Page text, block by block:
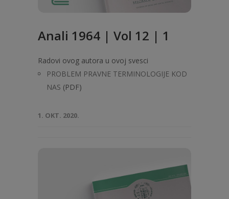
Anali 1964 | Vol 12 | 1
Radovi ovog autora u ovoj svesci
PROBLEM PRAVNE TERMINOLOGIJE KOD
NAS (PDF)
1. OKT. 2020.